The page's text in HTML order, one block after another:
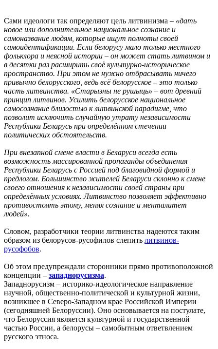
Сами идеологи так определяют цель литвинизма – «дать
новое или дополнительное национальное сознание и
самоназвание людям, которые ищут полноты своей
самоидентификации. Если белорусу мало только местного
фольклора и неясной истории – он может стать литвином и
в десятки раз расширить своё культурно-историческое
пространство. При этом не нужно отбрасывать ничего
привычно белорусского, ведь всё белорусское – это только
часть литвинства. «Старызны не рушыць» – вот древний
принцип литвинов. Усилить белорусское национальное
самосознание близостью к литвинской парадигме, что
позволит исключить случайную утрату независимости
Республики Беларусь при определённом стечении
политических обстоятельств.
При внезапной смене власти в Беларуси всегда есть
возможность массированной пропаганды объединения
Республики Беларусь с Россией под благовидной формой и
предлогом. Большинство жителей Беларуси склонно к смене
своего отношения к независимости своей страны при
определённых условиях. Литвинство позволяет эффективно
противостоять этому, меняя сознание и менталитет
людей».
Словом, разработчики теории литвинства надеются таким
образом из белорусов-русофилов слепить литвинов-
русофобов.
Об этом предупреждали сторонники прямо противоположной
концепции – западнорусизма.
Западнорусизм – историко-идеологическое направление
научной, общественно-политической и культурной жизни,
возникшее в Северо-Западном крае Российской Империи
(сегодняшней Белоруссии). Оно основывается на постулате,
что Белоруссия является культурной и государственной
частью России, а белорусы – самобытным ответвлением
русского этноса.